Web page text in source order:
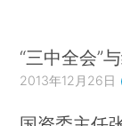
“三中全会”
2013年12月26日